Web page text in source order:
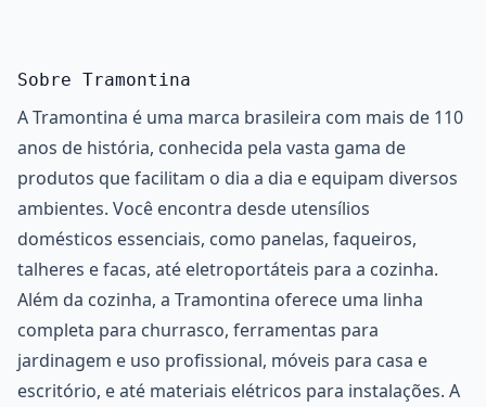
Sobre Tramontina
A Tramontina é uma marca brasileira com mais de 110
anos de história, conhecida pela vasta gama de
produtos que facilitam o dia a dia e equipam diversos
ambientes. Você encontra desde utensílios
domésticos essenciais, como panelas, faqueiros,
talheres e facas, até eletroportáteis para a cozinha.
Além da cozinha, a Tramontina oferece uma linha
completa para churrasco, ferramentas para
jardinagem e uso profissional, móveis para casa e
escritório, e até materiais elétricos para instalações. A